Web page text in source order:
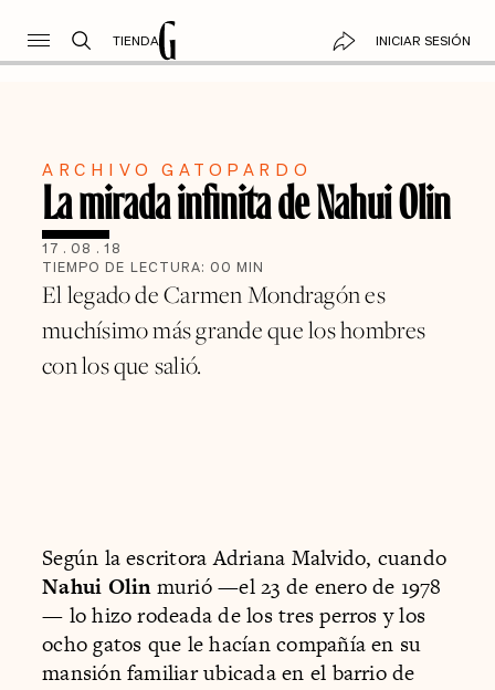
TIENDA INICIAR SESIÓN
ARCHIVO GATOPARDO
La mirada infinita de Nahui Olin
17 . 08 . 18
TIEMPO DE LECTURA: 00 MIN
El legado de Carmen Mondragón es
muchísimo más grande que los hombres
con los que salió.
Según la escritora Adriana Malvido, cuando
Nahui Olinmurió —el 23 de enero de 1978
— lo hizo rodeada de los tres perros y los
ocho gatos que le hacían compañía en su
mansión familiar ubicada en el barrio de